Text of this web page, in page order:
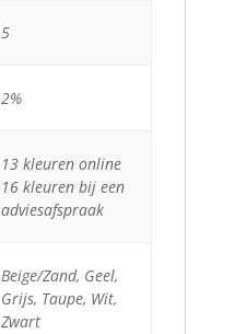
5
2%
13 kleuren online
16 kleuren bij een
adviesafspraak
Beige/Zand, Geel,
Grijs, Taupe, Wit,
Zwart